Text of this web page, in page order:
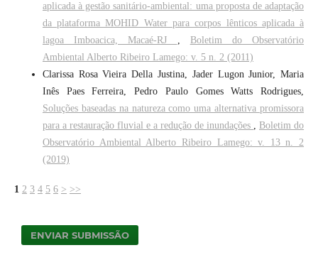
aplicada à gestão sanitário-ambiental: uma proposta de adaptação
da plataforma MOHID Water para corpos lênticos aplicada à
lagoa Imboacica, Macaé-RJ , Boletim do Observatório
Ambiental Alberto Ribeiro Lamego: v. 5 n. 2 (2011)
Clarissa Rosa Vieira Della Justina, Jader Lugon Junior, Maria
Inês Paes Ferreira, Pedro Paulo Gomes Watts Rodrigues,
Soluções baseadas na natureza como uma alternativa promissora
para a restauração fluvial e a redução de inundações , Boletim do
Observatório Ambiental Alberto Ribeiro Lamego: v. 13 n. 2
(2019)
1 2 3 4 5 6 > >>
ENVIAR SUBMISSÃO